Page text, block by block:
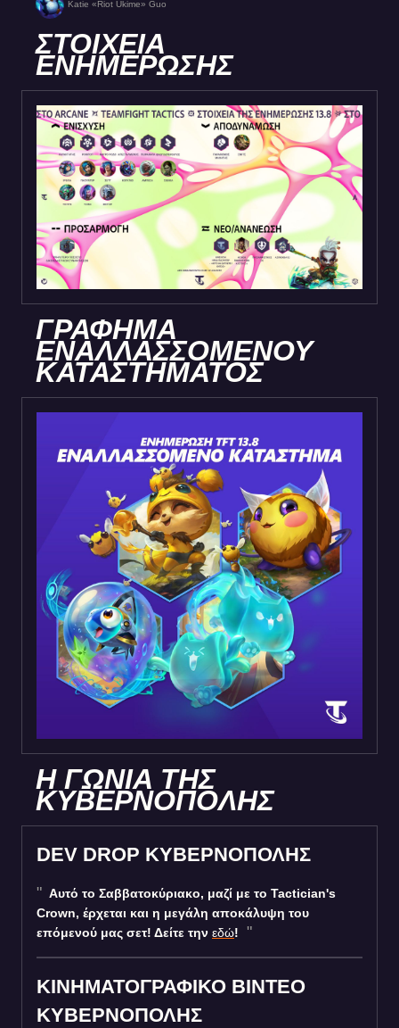
Katie «Riot Ukime» Guo
ΣΤΟΙΧΕΙΑ
ΕΝΗΜΕΡΩΣΗΣ
ΓΡΑΦΗΜΑ
ΕΝΑΛΛΑΣΣΟΜΕΝΟΥ
ΚΑΤΑΣΤΗΜΑΤΟΣ
Η ΓΩΝΙΑ ΤΗΣ
ΚΥΒΕΡΝΟΠΟΛΗΣ
DEV DROP ΚΥΒΕΡΝΟΠΟΛΗΣ
Αυτό το Σαββατοκύριακο, μαζί με το Tactician's
Crown, έρχεται και η μεγάλη αποκάλυψη του
επόμενού μας σετ! Δείτε την εδώ!
ΚΙΝΗΜΑΤΟΓΡΑΦΙΚΟ ΒΙΝΤΕΟ
ΚΥΒΕΡΝΟΠΟΛΗΣ